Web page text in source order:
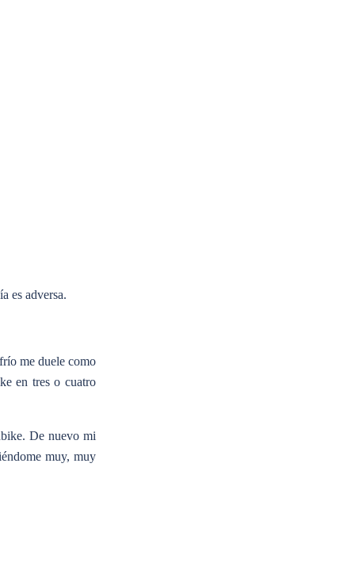
es adversa.
me duele como
en tres o cuatro
De nuevo mi
muy, muy